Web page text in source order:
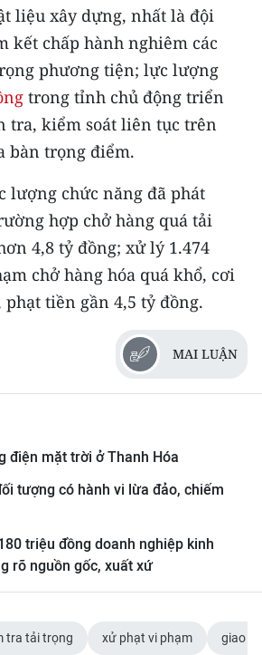
Long
Nội
Hồ Chí Minh
liệu xây dựng, nhất là đội
kết chấp hành nghiêm các
phương tiện; lực lượng
trong tỉnh chủ động triển
tra, kiểm soát liên tục trên
bàn trọng điểm.
lượng chức năng đã phát
hợp chở hàng quá tải
4,8 tỷ đồng; xử lý 1.474
chở hàng hóa quá khổ, cơi
tiền gần 4,5 tỷ đồng.
MAI LUẬN
điện mặt trời ở Thanh Hóa
tượng có hành vi lừa đảo, chiếm
triệu đồng doanh nghiệp kinh
rõ nguồn gốc, xuất xứ
tra tải trọng xử phạt vi phạm giao